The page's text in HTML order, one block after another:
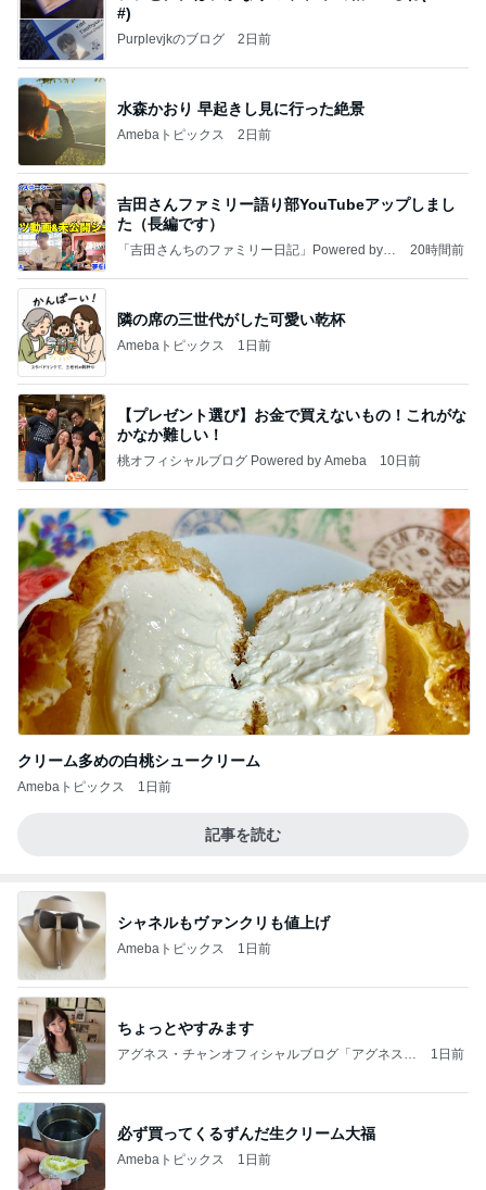
#)
Purplevjkのブログ 2日前
水森かおり 早起きし見に行った絶景
Amebaトピックス 2日前
吉田さんファミリー語り部YouTubeアップしまし
た（長編です）
「吉田さんちのファミリー日記」Powered by A
20時間前
隣の席の三世代がした可愛い乾杯
Amebaトピックス 1日前
【プレゼント選び】お金で買えないもの！これがな
かなか難しい！
桃オフィシャルブログ Powered by Ameba 10日前
クリーム多めの白桃シュークリーム
Amebaトピックス 1日前
記事を読む
シャネルもヴァンクリも値上げ
Amebaトピックス 1日前
ちょっとやすみます
アグネス・チャンオフィシャルブログ「アグネスち
1日前
必ず買ってくるずんだ生クリーム大福
Amebaトピックス 1日前